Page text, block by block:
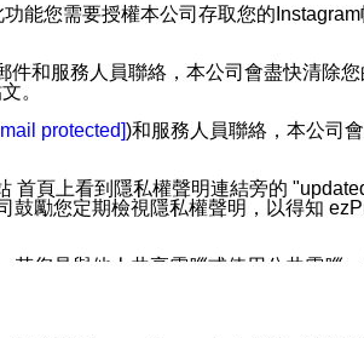
能您需要授權本公司存取您的
和服務人員聯絡，本公司會盡快清除
。
protected])和服務人員聯絡，本公司
首頁上看到隱私權聲明連結旁的
勵您定期檢視隱私權聲明，以得知
您是與他人共享電腦或使用公共電腦
照該資料或電子郵件所指示之方法、說